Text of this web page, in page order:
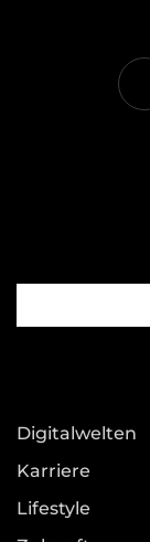
Digitalwelten
Karriere
Lifestyle